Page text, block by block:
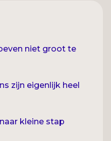
niet groot te
zijn eigenlijk heel
kleine stap